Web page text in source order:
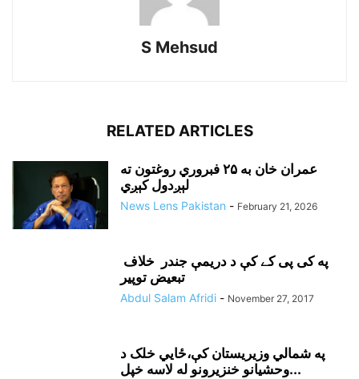
S Mehsud
RELATED ARTICLES
عمران خان به ۲۵ فبروري روغتون ته
لېږدول کېږي
News Lens Pakistan - February 21, 2026
په کی پی کے کې د دريمې جندر خلاف
تبعيض توپير
Abdul Salam Afridi - November 27, 2017
په شمالي وزيريستان کې،ځايي خلک د
وحشيانو خنزيرونو له لاسه خپل...